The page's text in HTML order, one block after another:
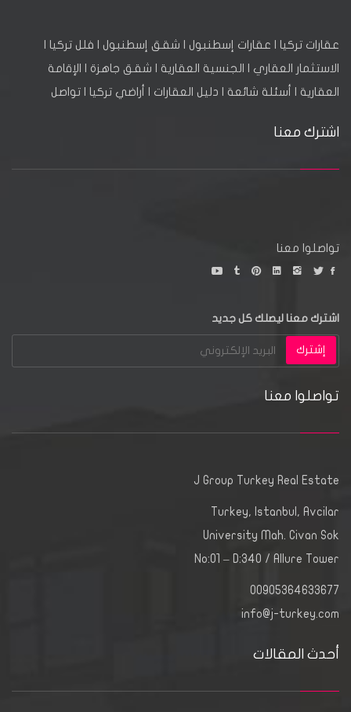
عقارات تركيا عقارات إسطنبول شقق إسطنبول فلل تركيا
الاستثمار العقاري
الجنسية العقارية شقق جاهزة
الإقامة
العقارية
أسئلة شائعة دليل العقارات أراضي تركيا تواصل
اشترك معنا
تواصلوا معنا
اشترك معنا ليصلك كل جديد
إشترك
تواصلوا معنا
J Group Turkey Real Estate
Turkey, Istanbul, Avcilar
University Mah. Civan Sok
No:01 – D:340 / Allure Tower
00905364633677
info@j-turkey.com
أحدث المقالات